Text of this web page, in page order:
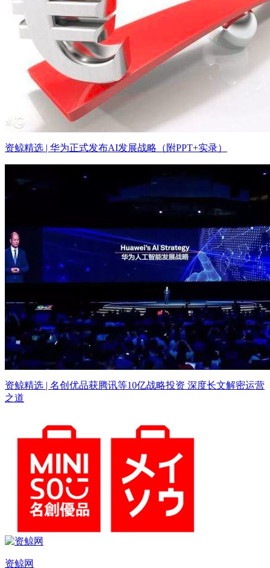
资鲸精选 | 华为正式发布AI发展战略（附PPT+实录）
资鲸精选 | 名创优品获腾讯等10亿战略投资 深度长文解密运营
之道
资鲸网